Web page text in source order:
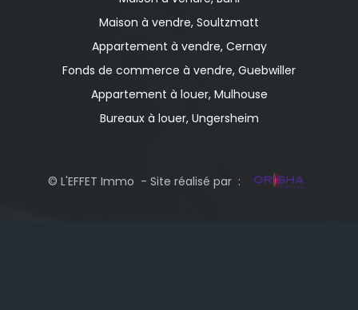
Maison à vendre, Soultzmatt
Appartement à vendre, Cernay
Fonds de commerce à vendre, Guebwiller
Appartement à louer, Mulhouse
Bureaux à louer, Ungersheim
© L'EFFET Immo - Site réalisé par :